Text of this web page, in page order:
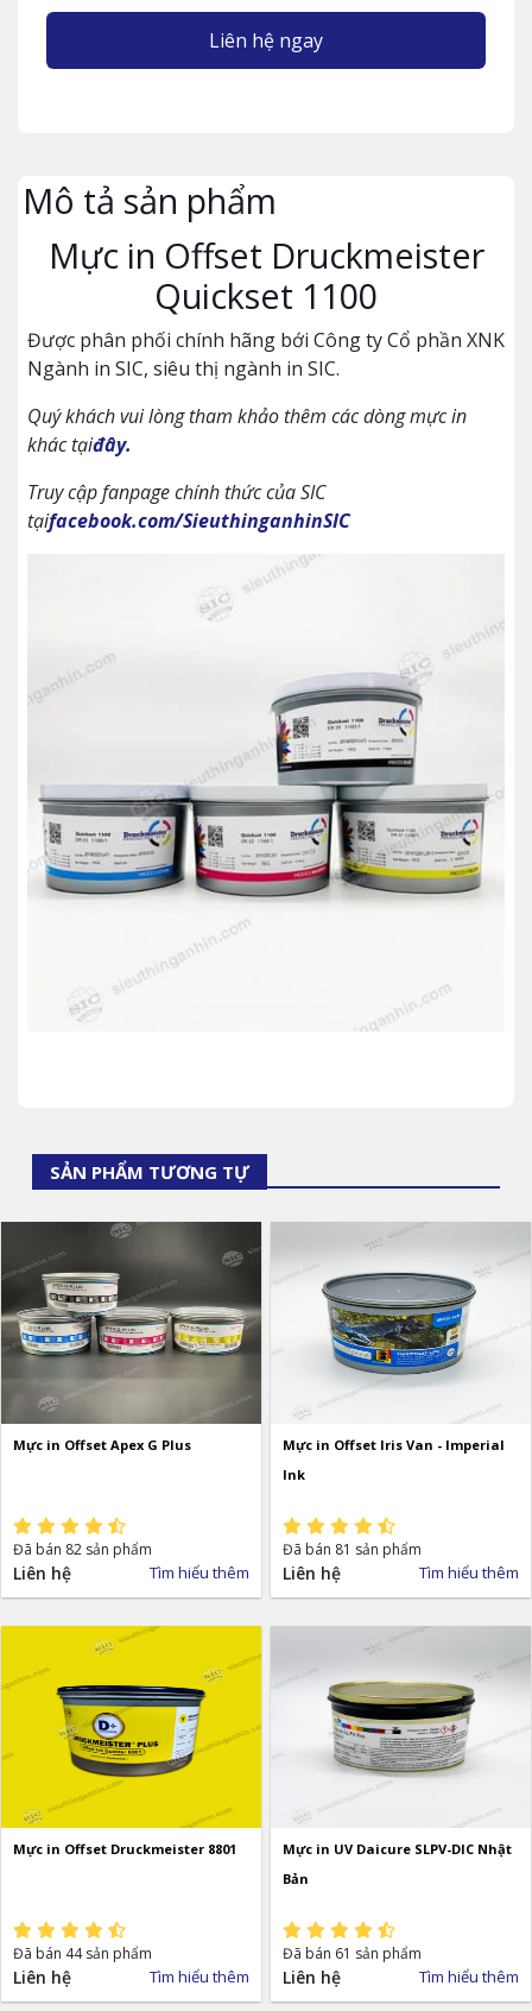
Liên hệ ngay
Mô tả sản phẩm
Mực in Offset Druckmeister
Quickset 1100
Được phân phối chính hãng bới Công ty Cổ phần XNK
Ngành in SIC, siêu thị ngành in SIC.
Quý khách vui lòng tham khảo thêm các dòng mực in
khác tạiđây.
Truy cập fanpage chính thức của SIC
tạifacebook.com/SieuthinganhinSIC
SẢN PHẨM TƯƠNG TỰ
Mực in Offset Apex G Plus
Đã bán 82 sản phẩm
Liên hệ Tìm hiểu thêm
Mực in Offset Iris Van - Imperial
Ink
Đã bán 81 sản phẩm
Liên hệ Tìm hiểu thêm
Mực in Offset Druckmeister 8801
Đã bán 44 sản phẩm
Liên hệ Tìm hiểu thêm
Mực in UV Daicure SLPV-DIC Nhật
Bản
Đã bán 61 sản phẩm
Liên hệ Tìm hiểu thêm